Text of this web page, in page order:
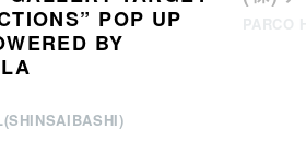
POP UP
BY